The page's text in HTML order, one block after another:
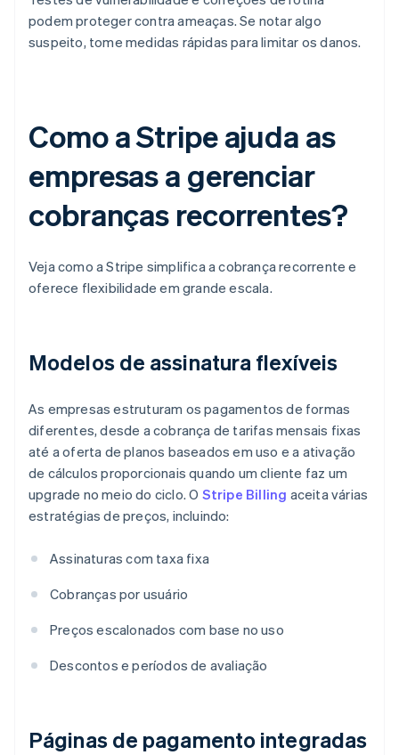
podem proteger contra ameaças. Se notar algo
suspeito, tome medidas rápidas para limitar os danos.
Como a Stripe ajuda as
empresas a gerenciar
cobranças recorrentes?
Veja como a Stripe simplifica a cobrança recorrente e
oferece flexibilidade em grande escala.
Modelos de assinatura flexíveis
As empresas estruturam os pagamentos de formas
diferentes, desde a cobrança de tarifas mensais fixas
até a oferta de planos baseados em uso e a ativação
de cálculos proporcionais quando um cliente faz um
upgrade no meio do ciclo. O Stripe Billing aceita várias
estratégias de preços, incluindo:
Assinaturas com taxa fixa
Cobranças por usuário
Preços escalonados com base no uso
Descontos e períodos de avaliação
Páginas de pagamento integradas